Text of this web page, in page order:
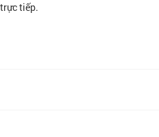
tiếp.